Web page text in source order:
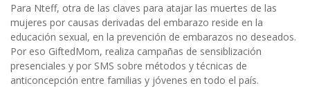
Para Nteff, otra de las claves para atajar las muertes de las
mujeres por causas derivadas del embarazo reside en la
educación sexual, en la prevención de embarazos no deseados.
Por eso GiftedMom, realiza campañas de sensiblización
presenciales y por SMS sobre métodos y técnicas de
anticoncepción entre familias y jóvenes en todo el país.